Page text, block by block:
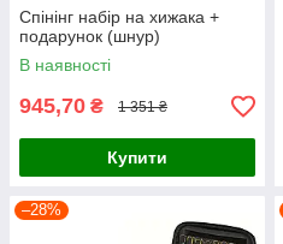
Спінінг набір на хижака +
подарунок (шнур)
В наявності
945,70 ₴ 1 351 ₴
Купити
–28%